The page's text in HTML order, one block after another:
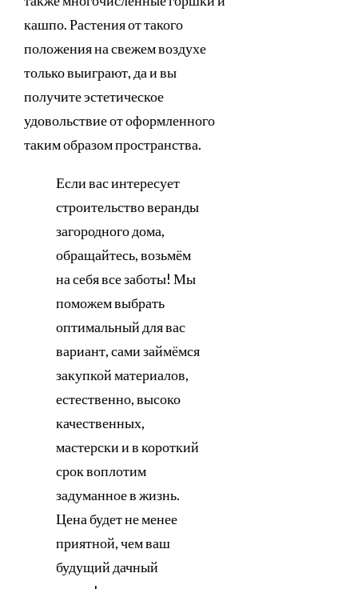
кашпо. Растения от такого
положения на свежем воздухе
только выиграют, да и вы
получите эстетическое
удовольствие от оформленного
таким образом пространства.
Если вас интересует
строительство веранды
загородного дома,
обращайтесь, возьмём
на себя все заботы! Мы
поможем выбрать
оптимальный для вас
вариант, сами займёмся
закупкой материалов,
естественно, высоко
качественных,
мастерски и в короткий
срок воплотим
задуманное в жизнь.
Цена будет не менее
приятной, чем ваш
будущий дачный